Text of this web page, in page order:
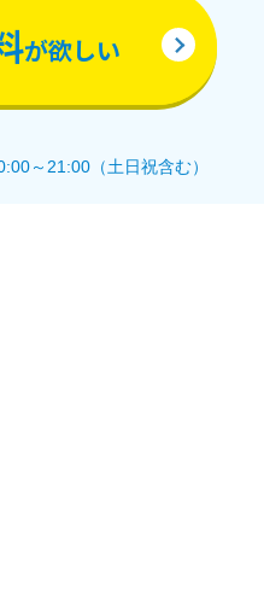
が欲しい
～21:00（土日祝含む）